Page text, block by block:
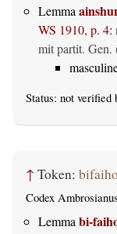
Lemma
WS 1910, p. 4:
mit partit. Gen.
Status: not verified
↑ Token:
Codex
Lemma bi-